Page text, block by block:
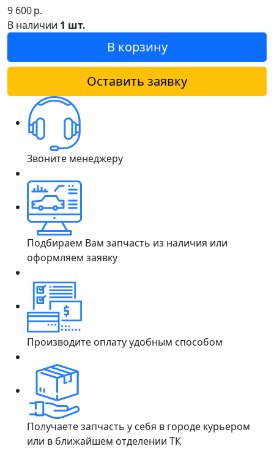
9 600р.
В наличии 1 шт.
В корзину
Оставить заявку
Звоните менеджеру
Подбираем Вам запчасть из наличия или
оформляем заявку
Производите оплату удобным способом
Получаете запчасть у себя в городе курьером
или в ближайшем отделении ТК